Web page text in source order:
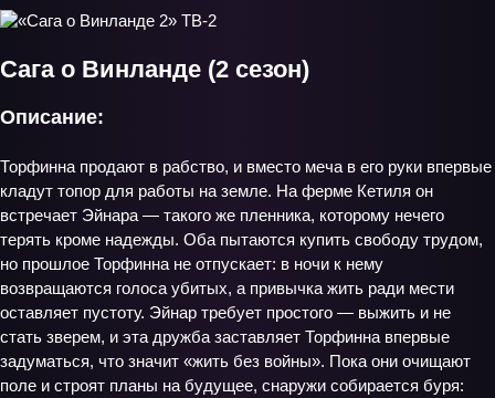
Сага о Винланде (2 сезон)
Описание:
Торфинна продают в рабство, и вместо меча в его руки впервые
кладут топор для работы на земле. На ферме Кетиля он
встречает Эйнара — такого же пленника, которому нечего
терять кроме надежды. Оба пытаются купить свободу трудом,
но прошлое Торфинна не отпускает: в ночи к нему
возвращаются голоса убитых, а привычка жить ради мести
оставляет пустоту. Эйнар требует простого — выжить и не
стать зверем, и эта дружба заставляет Торфинна впервые
задуматься, что значит «жить без войны». Пока они очищают
поле и строят планы на будущее, снаружи собирается буря: